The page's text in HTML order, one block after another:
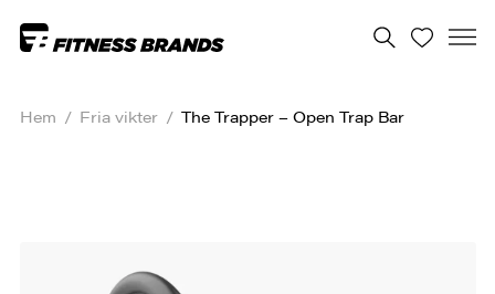
Hem / Fria vikter / The Trapper – Open Trap Bar